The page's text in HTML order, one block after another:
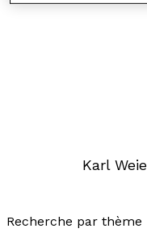
Karl
Recherche par thème